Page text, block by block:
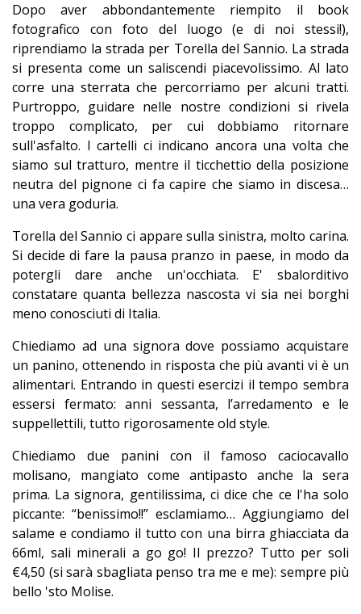
Dopo aver abbondantemente riempito il book
fotografico con foto del luogo (e di noi stessi!),
riprendiamo la strada per Torella del Sannio. La strada
si presenta come un saliscendi piacevolissimo. Al lato
corre una sterrata che percorriamo per alcuni tratti.
Purtroppo, guidare nelle nostre condizioni si rivela
troppo complicato, per cui dobbiamo ritornare
sull'asfalto. I cartelli ci indicano ancora una volta che
siamo sul tratturo, mentre il ticchettio della posizione
neutra del pignone ci fa capire che siamo in discesa…
una vera goduria.
Torella del Sannio ci appare sulla sinistra, molto carina.
Si decide di fare la pausa pranzo in paese, in modo da
potergli dare anche un'occhiata. E' sbalorditivo
constatare quanta bellezza nascosta vi sia nei borghi
meno conosciuti di Italia.
Chiediamo ad una signora dove possiamo acquistare
un panino, ottenendo in risposta che più avanti vi è un
alimentari. Entrando in questi esercizi il tempo sembra
essersi fermato: anni sessanta, l’arredamento e le
suppellettili, tutto rigorosamente old style.
Chiediamo due panini con il famoso caciocavallo
molisano, mangiato come antipasto anche la sera
prima. La signora, gentilissima, ci dice che ce l'ha solo
piccante: “benissimo!!” esclamiamo… Aggiungiamo del
salame e condiamo il tutto con una birra ghiacciata da
66ml, sali minerali a go go! Il prezzo? Tutto per soli
€4,50 (si sarà sbagliata penso tra me e me): sempre più
bello 'sto Molise.